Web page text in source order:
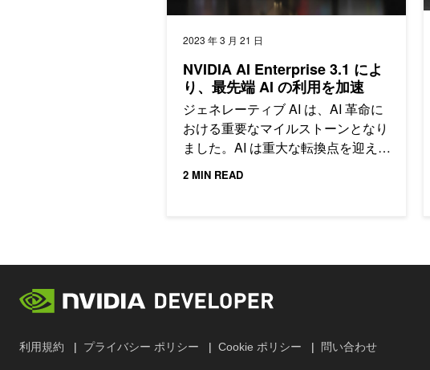
2023 年 3 月 21 日
NVIDIA AI Enterprise 3.1 によ
り、最先端 AI の利用を加速
ジェネレーティブ AI は、AI 革命に
おける重要なマイルストーンとなり
ました。AI は重大な転換点を迎え
ており、
2 MIN READ
利用規約 プライバシー ポリシー Cookie ポリシー 問い合わせ